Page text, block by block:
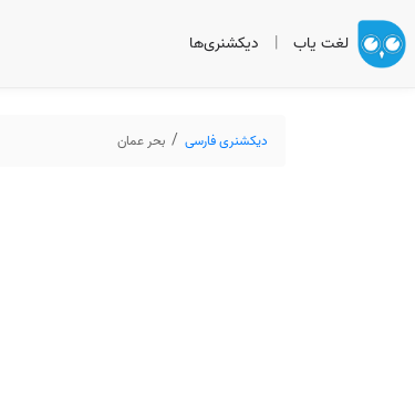
لغت یاب | دیکشنری‌ها
دیکشنری فارسی بحر عمان